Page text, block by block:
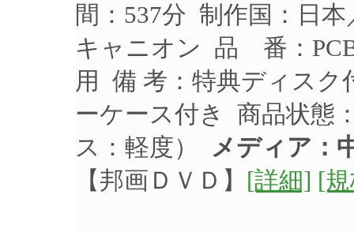
間：537分 制作国：日
キャニオン 品 番：
用 備 考：特典ディスク
ーケース付き 商品状態
ス：軽度）
メディア：
【邦画ＤＶＤ】 [詳細] [